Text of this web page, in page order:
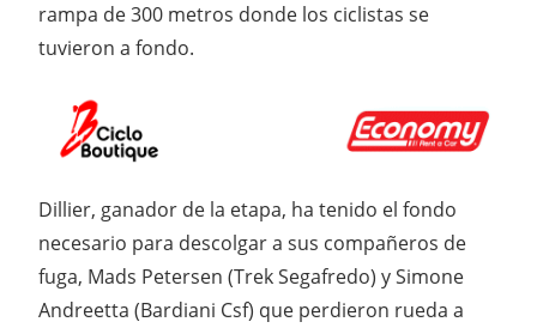
rampa de 300 metros donde los ciclistas se
tuvieron a fondo.
Dillier, ganador de la etapa, ha tenido el fondo
necesario para descolgar a sus compañeros de
fuga, Mads Petersen (Trek Segafredo) y Simone
Andreetta (Bardiani Csf) que perdieron rueda a